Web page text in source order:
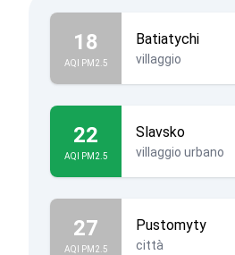
18
AQI PM2.5
Batiatychi
villaggio
22
AQI PM2.5
Slavsko
villaggio urbano
27
AQI PM2.5
Pustomyty
città